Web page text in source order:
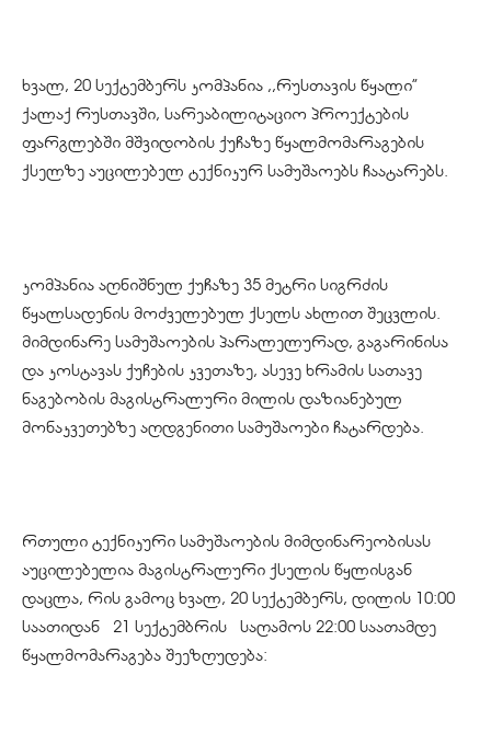
ხვალ, 20 სექტემბერს კომპანია ,,რუსთავის წყალი”
ქალაქ რუსთავში, სარეაბილიტაციო პროექტების
ფარგლებში მშვიდობის ქუჩაზე წყალმომარაგების
ქსელზე აუცილებელ ტექნიკურ სამუშაოებს ჩაატარებს.
კომპანია აღნიშნულ ქუჩაზე 35 მეტრი სიგრძის
წყალსადენის მოძველებულ ქსელს ახლით შეცვლის.
მიმდინარე სამუშაოების პარალელურად, გაგარინისა
და კოსტავას ქუჩების კვეთაზე, ასევე ხრამის სათავე
ნაგებობის მაგისტრალური მილის დაზიანებულ
მონაკვეთებზე აღდგენითი სამუშაოები ჩატარდება.
რთული ტექნიკური სამუშაოების მიმდინარეობისას
აუცილებელია მაგისტრალური ქსელის წყლისგან
დაცლა, რის გამოც ხვალ, 20 სექტემბერს, დილის 10:00
საათიდან 21 სექტემბრის საღამოს 22:00 საათამდე
წყალმომარაგება შეეზღუდება: